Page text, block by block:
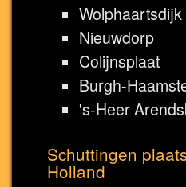
Wolphaartsdijk
Nieuwdorp
Colijnsplaat
Burgh-
's-Heer
Schuttingen
Holland